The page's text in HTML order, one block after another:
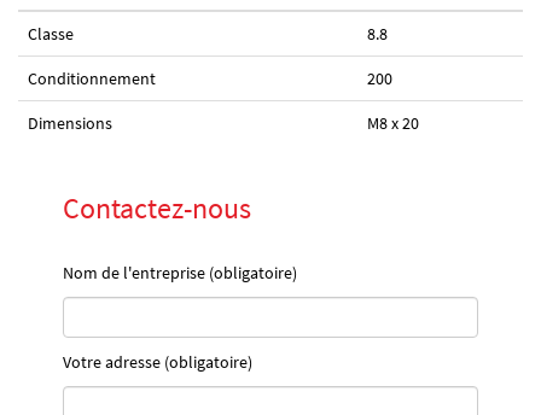
Classe 8.8
Conditionnement 200
Dimensions M8 x 20
Contactez-nous
Nom de l'entreprise (obligatoire)
Votre adresse (obligatoire)